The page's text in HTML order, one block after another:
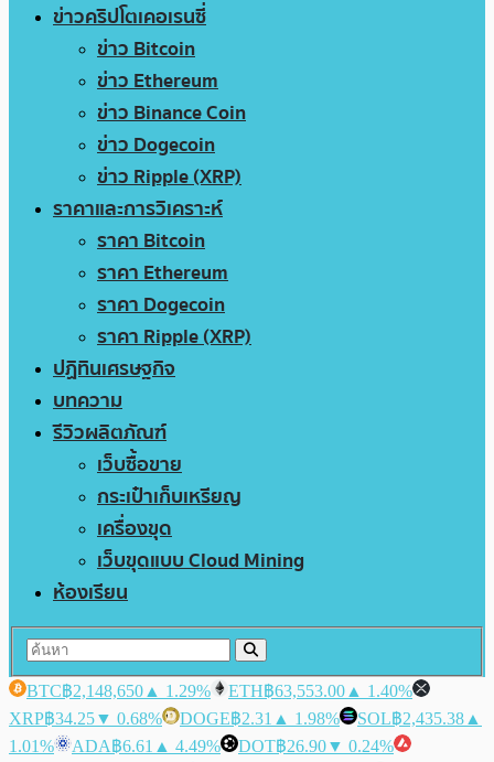
ข่าวคริปโตเคอเรนซี่
ข่าว Bitcoin
ข่าว Ethereum
ข่าว Binance Coin
ข่าว Dogecoin
ข่าว Ripple (XRP)
ราคาและการวิเคราะห์
ราคา Bitcoin
ราคา Ethereum
ราคา Dogecoin
ราคา Ripple (XRP)
ปฏิทินเศรษฐกิจ
บทความ
รีวิวผลิตภัณฑ์
เว็บซื้อขาย
กระเป๋าเก็บเหรียญ
เครื่องขุด
เว็บขุดแบบ Cloud Mining
ห้องเรียน
BTC฿2,148,650 ▲ 1.29% ETH฿63,553.00 ▲ 1.40%
XRP฿34.25▼ 0.68% DOGE฿2.31 ▲ 1.98% SOL฿2,435.38 ▲
1.01%
ADA฿6.61 ▲ 4.49% DOT฿26.90▼ 0.24%